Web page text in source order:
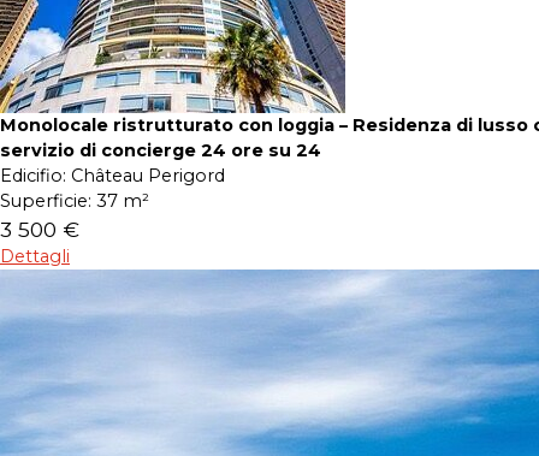
Monolocale ristrutturato con loggia – Residenza di lusso
servizio di concierge 24 ore su 24
Edicifio: Château Perigord
Superficie: 37 m²
3 500 €
Dettagli